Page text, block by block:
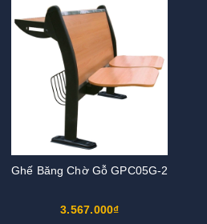
Ghế Băng Chờ Gỗ GPC05G-2
3.567.000₫